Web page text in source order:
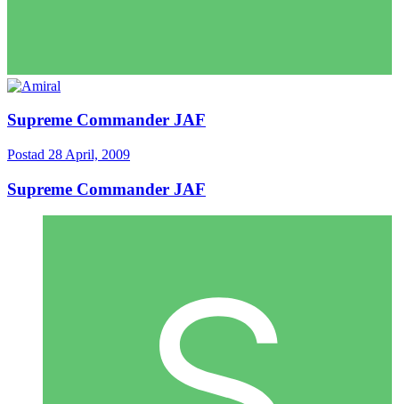
Supreme Commander JAF
Postad 28 April, 2009
Supreme Commander JAF